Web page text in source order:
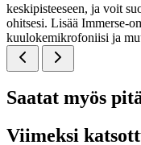
keskipisteeseen, ja voit
ohitsesi. Lisää Immerse-
kuulokemikrofoniisi ja
Saatat myös
Viimeksi